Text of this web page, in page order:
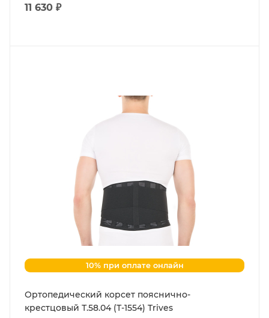
11 630 ₽
10% при оплате онлайн
Ортопедический корсет пояснично-
крестцовый Т.58.04 (Т-1554) Trives